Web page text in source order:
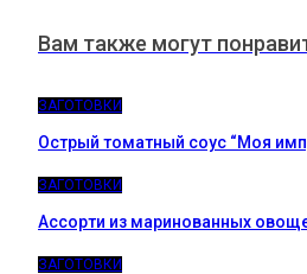
Вам также могут
ЗАГОТОВКИ
Острый томатный соус “Моя
ЗАГОТОВКИ
Ассорти из маринованных
ЗАГОТОВКИ